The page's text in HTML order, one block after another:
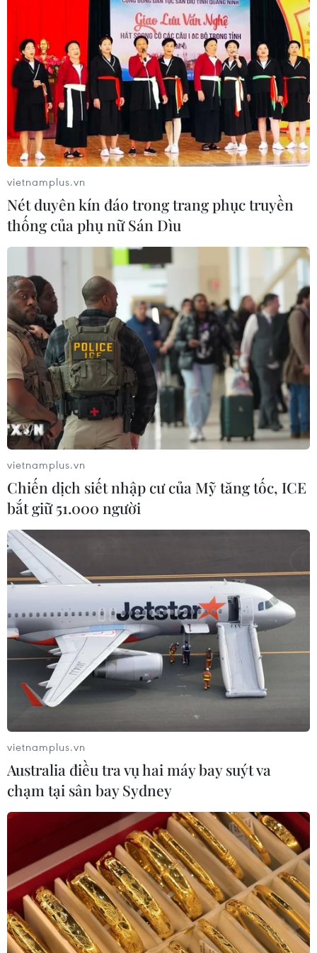
Hãng hàng không Air Premia của
Hàn Quốc nối lại đường bay
Incheon-TP Hồ Chí Minh
07/08/2026 04:28
Mở ra giai đoạn triển khai thực chất
quan hệ giữa Việt Nam và Australia
07/08/2026 01:27
Ấn Độ thử thành công tên lửa đạn
đạo Agni-4, tầm bắn 4.000 km
Hàn Quốc tái khẳng định mục tiêu
chung sống hòa bình với Triều Tiên
06/08/2026 15:33
Lở đất tại Philippines khiến ít nhất 4
người thiệt mạng
Trung Quốc thử nghiệm tuyến tàu
cao tốc xuyên vùng đất đóng băng
vĩnh cửu
06/08/2026 12:35
Trung Quốc vận hành giàn phát điện
gió nổi đầu tiên chịu được bão cấp 17
06/08/2026 11:20
Hàn Quốc xác nhận Triều Tiên
phóng ít nhất 1 tên lửa đạn đạo tầm
06/08/2026 09:41
Quân đội Hàn Quốc thông báo Triều
Tiên phóng vật thể chưa xác định
06/08/2026 08:31
Dấu mốc quan trọng trong quan hệ
Việt Nam-Australia
vietnamplus.vn
Nét duyên kín đáo trong trang phục truyền
thống của phụ nữ Sán Dìu
vietnamplus.vn
Chiến dịch siết nhập cư của Mỹ tăng tốc, ICE
bắt giữ 51.000 người
vietnamplus.vn
Australia điều tra vụ hai máy bay suýt va
chạm tại sân bay Sydney